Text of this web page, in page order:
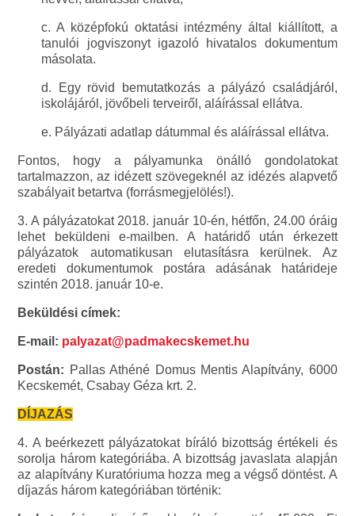
c. A középfokú oktatási intézmény által kiállított, a
tanulói jogviszonyt igazoló hivatalos dokumentum
másolata.
d. Egy rövid bemutatkozás a pályázó családjáról,
iskolájáról, jövőbeli terveiről, aláírással ellátva.
e. Pályázati adatlap dátummal és aláírással ellátva.
Fontos, hogy a pályamunka önálló gondolatokat
tartalmazzon, az idézett szövegeknél az idézés alapvető
szabályait betartva (forrásmegjelölés!).
3. A pályázatokat 2018. január 10-én, hétfőn, 24.00 óráig
lehet beküldeni e-mailben. A határidő után érkezett
pályázatok automatikusan elutasításra kerülnek. Az
eredeti dokumentumok postára adásának határideje
szintén 2018. január 10-e.
Beküldési címek:
E-mail: palyazat@padmakecskemet.hu
Postán: Pallas Athéné Domus Mentis Alapítvány, 6000
Kecskemét, Csabay Géza krt. 2.
DÍJAZÁS
4. A beérkezett pályázatokat bíráló bizottság értékeli és
sorolja három kategóriába. A bizottság javaslata alapján
az alapítvány Kuratóriuma hozza meg a végső döntést. A
díjazás három kategóriában történik: